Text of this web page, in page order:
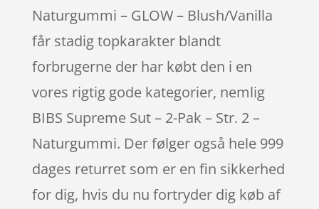
Naturgummi – GLOW – Blush/Vanilla
får stadig topkarakter blandt
forbrugerne der har købt den i en
vores rigtig gode kategorier, nemlig
BIBS Supreme Sut – 2-Pak – Str. 2 –
Naturgummi. Der følger også hele 999
dages returret som er en fin sikkerhed
for dig, hvis du nu fortryder dig køb af